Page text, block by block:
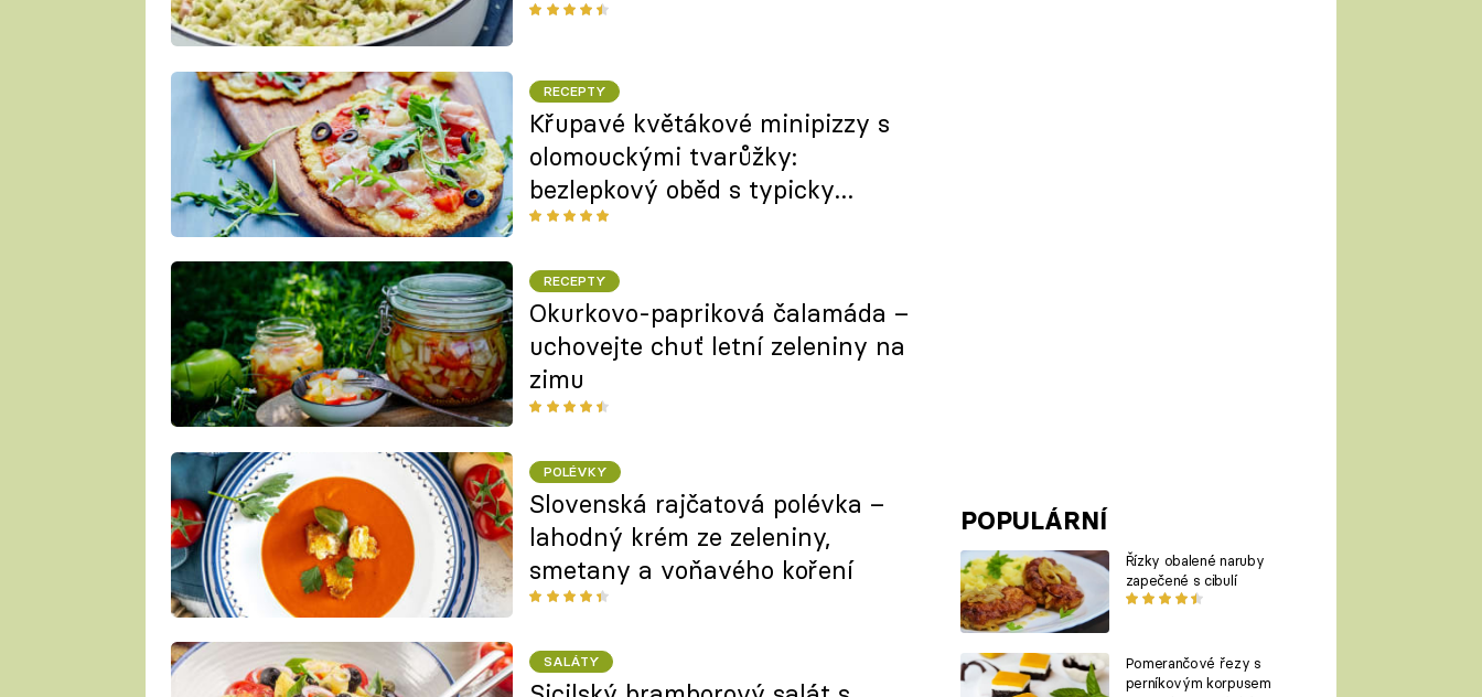
POPULÁRNÍ
Řízky obalené naruby
zapečené s cibulí
Pomerančové řezy s
perníkovým korpusem
RECEPTY
Křupavé květákové minipizzy s
olomouckými tvarůžky:
bezlepkový oběd s typicky
českým sýrem
RECEPTY
Okurkovo-papriková čalamáda –
uchovejte chuť letní zeleniny na
zimu
POLÉVKY
Slovenská rajčatová polévka –
lahodný krém ze zeleniny,
smetany a voňavého koření
SALÁTY